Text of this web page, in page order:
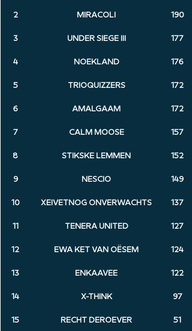
2 MIRACOLI 190
3 UNDER SIEGE III 177
4 NOEKLAND 176
5 TRIOQUIZZERS 172
6 AMALGAAM 172
7 CALM MOOSE 157
8 STIKSKE LEMMEN 152
9 NESCIO 149
10 XEIVETNOG ONVERWACHTS 137
11 TENERA UNITED 127
12 EWA KET VAN OËSEM 124
13 ENKAAVEE 122
14 X-THINK 97
15 RECHT DEROEVER 51